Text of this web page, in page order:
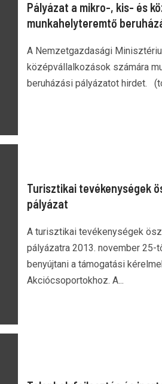
Pályázat a mikro-, kis- és
munkahelyteremtő
A Nemzetgazdasági
középvállalkozások számára
beruházási pályázatot hirdet.
Turisztikai tevékenységek
pályázat
A turisztikai tevékenységek
pályázatra 2013. november 25-
benyújtani a támogatási
Akciócsoportokhoz. A...